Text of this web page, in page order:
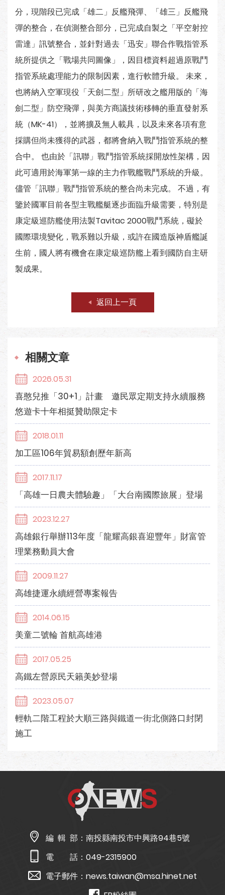
分，現階段已完成「雄二」反艦飛彈、「雄三」反艦飛
彈的整合，在偵測整合部分，已完成自製之「平空射控
雷達」訊號整合，並針對過去「迅安」聯合作戰指管系
統所提供之「戰場共同圖像」，因目標資料超過原戰鬥
指管系統處理能力的限制因素，進行軟體升級。 未來，
也將納入空軍現役「天劍二型」所研改之艦用版的「海
劍二型」防空飛彈，與美方商議技術移轉的垂直發射系
統（MK-41），並將擴及無人載具，以及未來各項有意
採購但尚未獲得的武器，都將會納入戰鬥指管系統的整
合中。 也由於「訊聯」戰鬥指管系統採開放性架構，因
此可適用於海軍第一線的主力作戰艦戰鬥系統的升級。
儘管「訊聯」戰鬥指管系統的整合尚未完成。 不過，有
鑒於國軍目前各型主戰艦艇逐步面臨升級需要，特別是
康定級巡防艦使用法製Tavitac 2000戰鬥系統，礙於
國際環境變化，戰系難以升級，或許在國造版神盾艦誕
生前，國人將有機會在康定級巡防艦上看到國防自主研
製成果。
返回上一頁
相關文章
2026.05.31
喜憨兒推「30+1」計畫 邀民眾定期支持永續服務
悠遊卡十年相挺贊助限定卡
2018.01.11
加工區106年貿易額創歷年新高
2017.11.17
「高雄一日農夫體驗趣」「大台南國際旅展」登場
2023.12.27
高雄銀行舉辦113年度「龍耀高銀喜迎豐年」財富管
理業務動員大會
2009.11.27
高雄捷運永續經營專案報告
2014.06.15
美童二號輪 首航高雄港
2017.05.25
高鐵左營原民天籟美妙登場
2023.05.07
輕軌二階工程於大順三路與鐵道一街北側路口封閉
施工
編 輯 部： 南投縣南投市中興路94巷5號
電 話： 049-2315900
電子郵件： news.taiwan@msa.hinet.net